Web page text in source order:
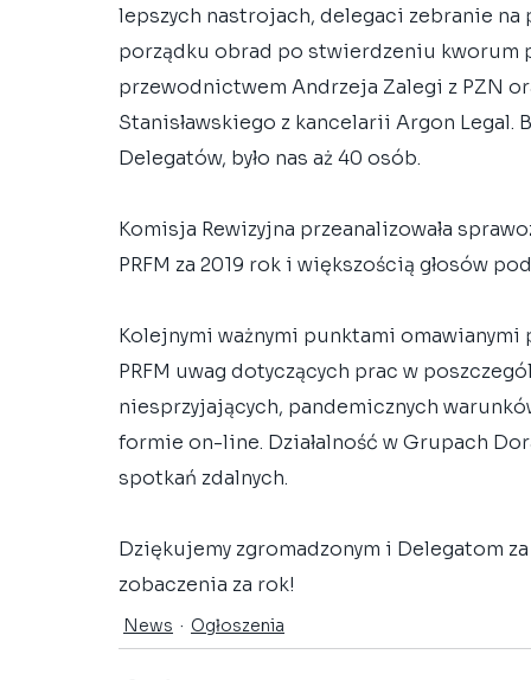
lepszych nastrojach, delegaci zebranie
porządku obrad po stwierdzeniu kworum
przewodnictwem Andrzeja Zalegi z PZN
Stanisławskiego z kancelarii Argon
Delegatów, było nas aż 40 osób.
Komisja Rewizyjna przeanalizowała
PRFM za 2019 rok i większością głosów
Kolejnymi ważnymi punktami
PRFM uwag dotyczących prac w
niesprzyjających, pandemicznych
formie on-line. Działalność w Grupach
spotkań zdalnych.
Dziękujemy zgromadzonym i Delegatom
zobaczenia za rok!
News Ogłoszenia